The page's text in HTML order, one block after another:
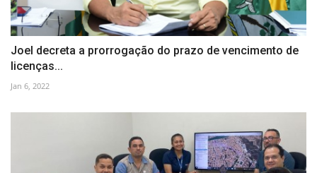
Joel decreta a prorrogação do prazo de vencimento de
licenças...
Jan 6, 2022